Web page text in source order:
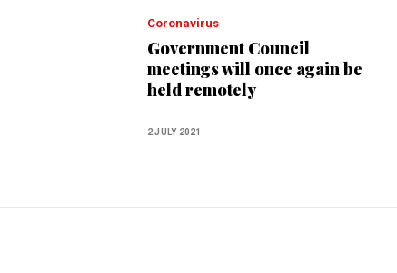
Coronavirus
Government Council
meetings will once again be
held remotely
2 JULY 2021